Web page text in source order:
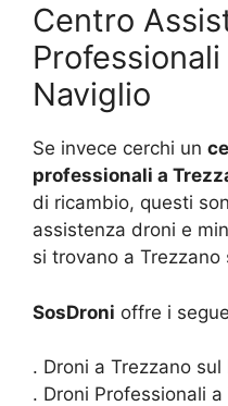
Centro
Naviglio
Se invece cerchi un
professionali a
di ricambio, questi
assistenza droni e
si trovano a Trezzano
SosDroni offre i
. Droni a Trezzano sul
. Droni Professionali